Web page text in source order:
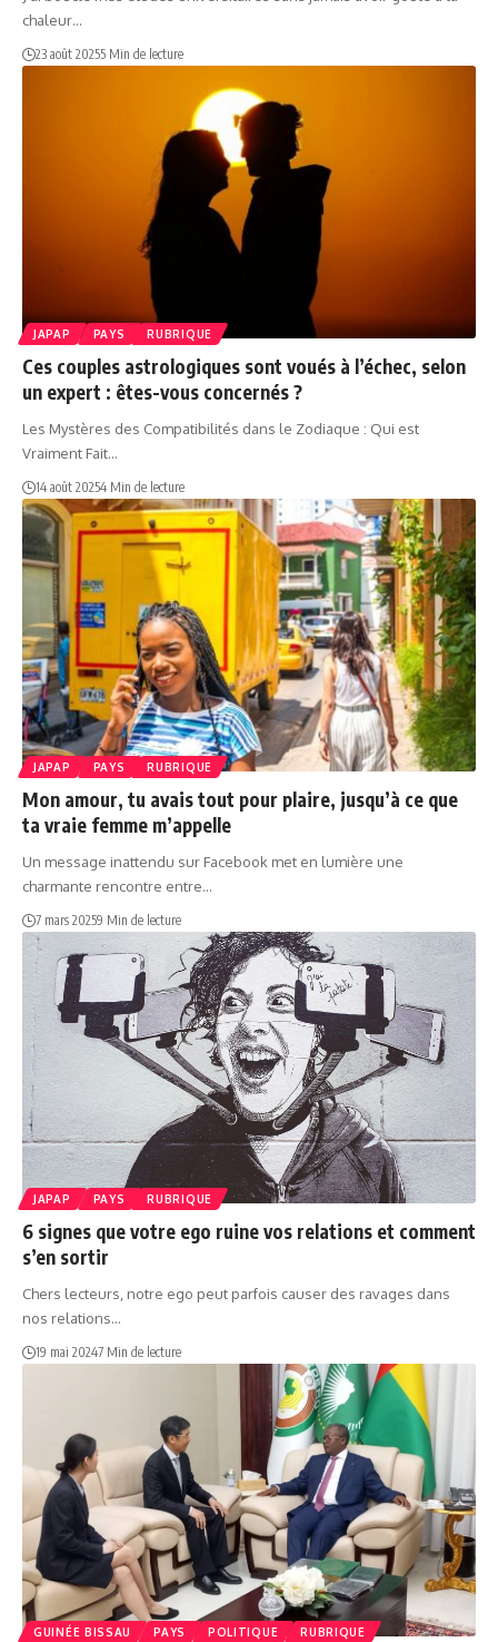
chaleur…
23 août 20255 Min de lecture
JAPAP PAYS RUBRIQUE
Ces couples astrologiques sont voués à l’échec, selon
un expert : êtes-vous concernés ?
Les Mystères des Compatibilités dans le Zodiaque : Qui est
Vraiment Fait…
14 août 20254 Min de lecture
JAPAP PAYS RUBRIQUE
Mon amour, tu avais tout pour plaire, jusqu’à ce que
ta vraie femme m’appelle
Un message inattendu sur Facebook met en lumière une
charmante rencontre entre…
7 mars 20259 Min de lecture
JAPAP PAYS RUBRIQUE
6 signes que votre ego ruine vos relations et comment
s’en sortir
Chers lecteurs, notre ego peut parfois causer des ravages dans
nos relations…
19 mai 20247 Min de lecture
GUINÉE BISSAU PAYS POLITIQUE RUBRIQUE